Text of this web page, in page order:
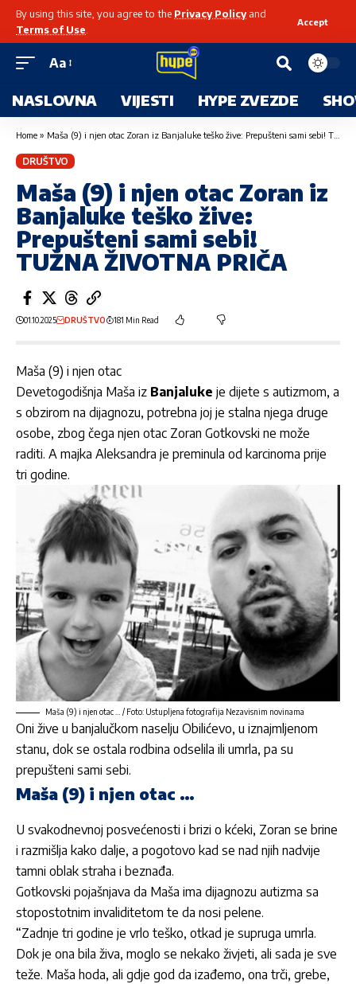
By using this site, you agree to the Privacy Policyand
Terms of Use
Accept
Aa
NASLOVNA VIJESTI HYPE ZVEZDE
Home » Maša (9) i njen otac Zoran iz Banjaluke teško žive: Prepušteni sami sebi! TUŽNA ŽIVOTNA PRIČA
DRUŠTVO
Maša (9) i njen otac Zoran iz
Banjaluke teško žive:
Prepušteni sami sebi!
TUŽNA ŽIVOTNA PRIČA
01.10.2025 DRUŠTVO 181 Min Read
Maša (9) i njen otac
Devetogodišnja Maša iz Banjaluke je dijete s autizmom, a
s obzirom na dijagnozu, potrebna joj je stalna njega druge
osobe, zbog čega njen otac Zoran Gotkovski ne može
raditi. A majka Aleksandra je preminula od karcinoma prije
tri godine.
Maša (9) i njen otac … / Foto: Ustupljena fotografija Nezavisnim novinama
Oni žive u banjalučkom naselju Obilićevo, u iznajmljenom
stanu, dok se ostala rodbina odselila ili umrla, pa su
prepušteni sami sebi.
Maša (9) i njen otac …
U svakodnevnoj posvećenosti i brizi o kćeki, Zoran se brine
i razmišlja kako dalje, a pogotovo kad se nad njih nadvije
tamni oblak straha i beznađa.
Gotkovski pojašnjava da Maša ima dijagnozu autizma sa
stopostotnim invaliditetom te da nosi pelene.
“Zadnje tri godine je vrlo teško, otkad je supruga umrla.
Dok je ona bila živa, moglo se nekako živjeti, ali sada je sve
teže. Maša hoda, ali gdje god da izađemo, ona trči, grebe,